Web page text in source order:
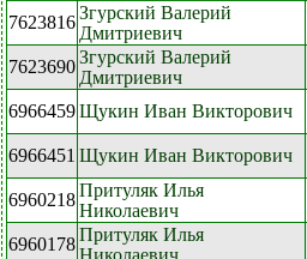
7623816Згурский Валерий
Дмитриевич
7623690Згурский Валерий
Дмитриевич
6966459Щукин Иван Викторович
6966451 Щукин Иван Викторович
6960218Притуляк Илья
Николаевич
6960178Притуляк Илья
Николаевич